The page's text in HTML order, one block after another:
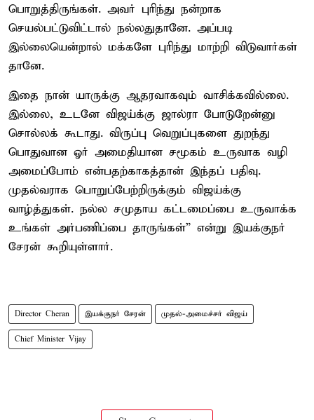
பொறுத்திருங்கள். அவர் புரிந்து நன்றாக
செயல்பட்டுவிட்டால் நல்லதுதானே. அப்படி
இல்லையென்றால் மக்களே புரிந்து மாற்றி விடுவார்கள்
தானே.
இதை நான் யாருக்கு ஆதரவாகவும் வாசிக்கவில்லை.
இல்லை, உடனே விஜய்க்கு ஜால்ரா போடுறேன்னு
சொல்லக் கூடாது. விருப்பு வெறுப்புகளை துறந்து
பொதுவான ஓர் அமைதியான சமூகம் உருவாக வழி
அமைப்போம் என்பதற்காகத்தான் இந்தப் பதிவு.
முதல்வராக பொறுப்பேற்றிருக்கும் விஜய்க்கு
வாழ்த்துகள். நல்ல சமுதாய கட்டமைப்பை உருவாக்க
உங்கள் அர்பணிப்பை தாருங்கள்” என்று இயக்குநர்
சேரன் கூறியுள்ளார்.
Director Cheran இயக்குநர் சேரன் முதல்-அமைச்சர் விஜய்
Chief Minister Vijay